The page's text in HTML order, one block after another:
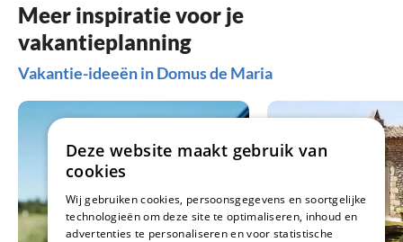
Meer inspiratie voor je
vakantieplanning
Vakantie-ideeën in Domus de Maria
Deze website maakt gebruik van
cookies
Wij gebruiken cookies, persoonsgegevens en soortgelijke
technologieën om deze site te optimaliseren, inhoud en
advertenties te personaliseren en voor statistische